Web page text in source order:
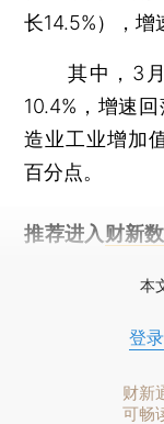
长14.5%），增
其中，3月
10.4%，增速
造业工业增加
百分点。
推荐进入 财新
本
登录
财新
可畅